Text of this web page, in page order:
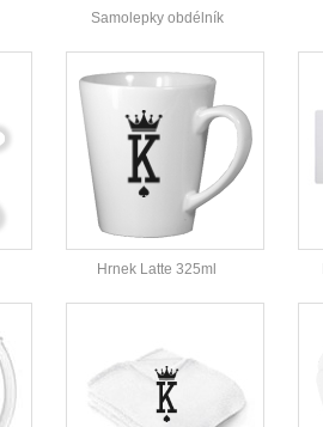
Samolepky obdélník
Hrnek Latte 325ml